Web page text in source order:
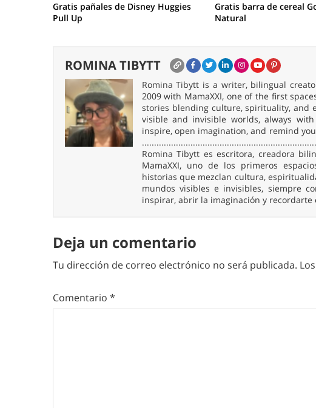
Gratis pañales de Disney Huggies
Pull Up
Gratis barra de cereal
Natural
ROMINA TIBYTT
Romina Tibytt is a writer, bilingual
2009 with MamaXXI, one of the first
stories blending culture, spirituality, and
visible and invisible worlds, always
inspire, open imagination, and remind
Romina Tibytt es escritora, creadora
MamaXXI, uno de los primeros
historias que mezclan cultura,
mundos visibles e invisibles, siempre
inspirar, abrir la imaginación y
Deja un comentario
Tu dirección de correo electrónico no será publicada.
Comentario *